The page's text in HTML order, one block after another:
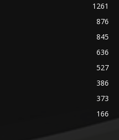
1261
876
845
636
527
386
373
166